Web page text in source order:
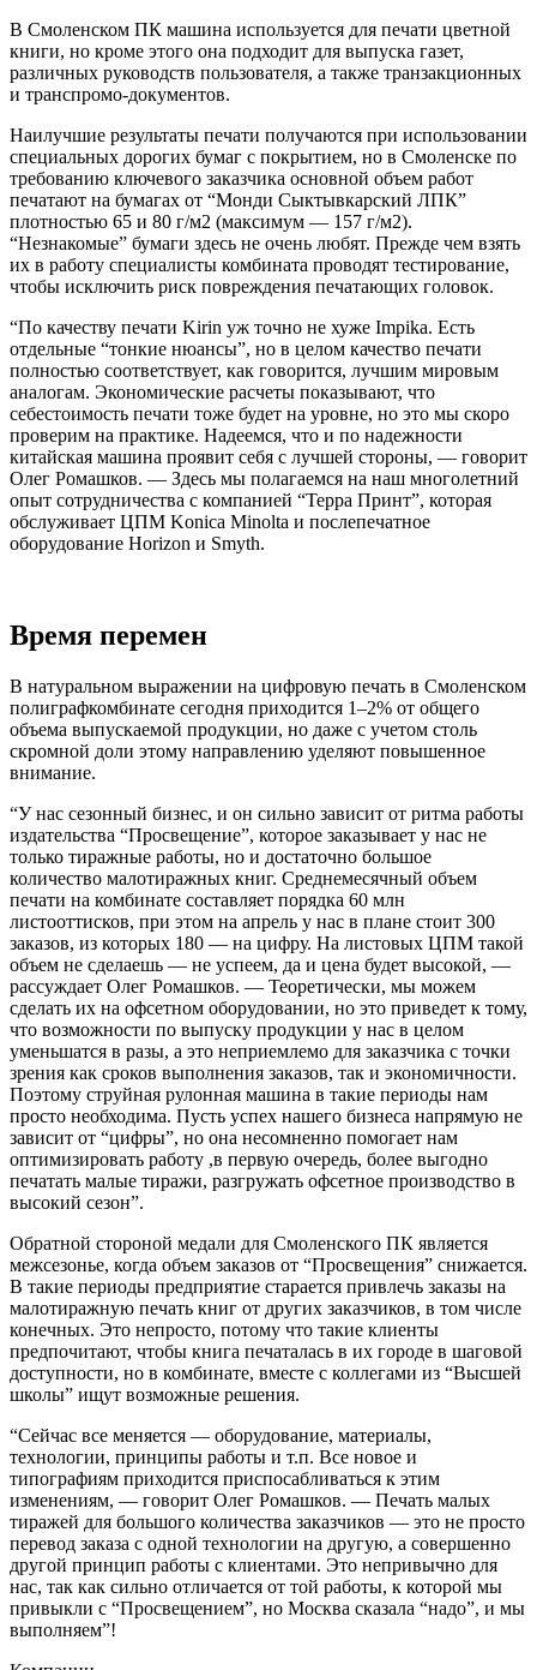
В Смоленском ПК машина используется для печати цветной
книги, но кроме этого она подходит для выпуска газет,
различных руководств пользователя, а также транзакционных
и транспромо-документов.
Наилучшие результаты печати получаются при использовании
специальных дорогих бумаг с покрытием, но в Смоленске по
требованию ключевого заказчика основной объем работ
печатают на бумагах от “Монди Сыктывкарский ЛПК”
плотностью 65 и 80 г/м2 (максимум — 157 г/м2).
“Незнакомые” бумаги здесь не очень любят. Прежде чем взять
их в работу специалисты комбината проводят тестирование,
чтобы исключить риск повреждения печатающих головок.
“По качеству печати Kirin уж точно не хуже Impika. Есть
отдельные “тонкие нюансы”, но в целом качество печати
полностью соответствует, как говорится, лучшим мировым
аналогам. Экономические расчеты показывают, что
себестоимость печати тоже будет на уровне, но это мы скоро
проверим на практике. Надеемся, что и по надежности
китайская машина проявит себя с лучшей стороны, — говорит
Олег Ромашков. — Здесь мы полагаемся на наш многолетний
опыт сотрудничества с компанией “Терра Принт”, которая
обслуживает ЦПМ Konica Minolta и послепечатное
оборудование Horizon и Smyth.
Время перемен
В натуральном выражении на цифровую печать в Смоленском
полиграфкомбинате сегодня приходится 1–2% от общего
объема выпускаемой продукции, но даже с учетом столь
скромной доли этому направлению уделяют повышенное
внимание.
“У нас сезонный бизнес, и он сильно зависит от ритма работы
издательства “Просвещение”, которое заказывает у нас не
только тиражные работы, но и достаточно большое
количество малотиражных книг. Среднемесячный объем
печати на комбинате составляет порядка 60 млн
листооттисков, при этом на апрель у нас в плане стоит 300
заказов, из которых 180 — на цифру. На листовых ЦПМ такой
объем не сделаешь — не успеем, да и цена будет высокой, —
рассуждает Олег Ромашков. — Теоретически, мы можем
сделать их на офсетном оборудовании, но это приведет к тому,
что возможности по выпуску продукции у нас в целом
уменьшатся в разы, а это неприемлемо для заказчика с точки
зрения как сроков выполнения заказов, так и экономичности.
Поэтому струйная рулонная машина в такие периоды нам
просто необходима. Пусть успех нашего бизнеса напрямую не
зависит от “цифры”, но она несомненно помогает нам
оптимизировать работу ,в первую очередь, более выгодно
печатать малые тиражи, разгружать офсетное производство в
высокий сезон”.
Обратной стороной медали для Смоленского ПК является
межсезонье, когда объем заказов от “Просвещения” снижается.
В такие периоды предприятие старается привлечь заказы на
малотиражную печать книг от других заказчиков, в том числе
конечных. Это непросто, потому что такие клиенты
предпочитают, чтобы книга печаталась в их городе в шаговой
доступности, но в комбинате, вместе с коллегами из “Высшей
школы” ищут возможные решения.
“Сейчас все меняется — оборудование, материалы,
технологии, принципы работы и т.п. Все новое и
типографиям приходится приспосабливаться к этим
изменениям, — говорит Олег Ромашков. — Печать малых
тиражей для большого количества заказчиков — это не просто
перевод заказа с одной технологии на другую, а совершенно
другой принцип работы с клиентами. Это непривычно для
нас, так как сильно отличается от той работы, к которой мы
привыкли с “Просвещением”, но Москва сказала “надо”, и мы
выполняем”!